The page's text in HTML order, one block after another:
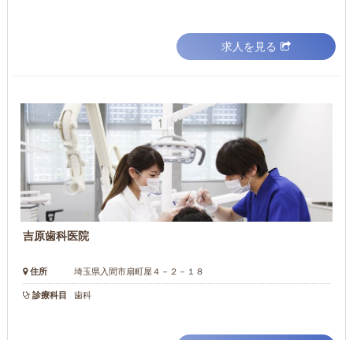
求人を見る
吉原歯科医院
住所 埼玉県入間市扇町屋４－２－１８
診療科目 歯科